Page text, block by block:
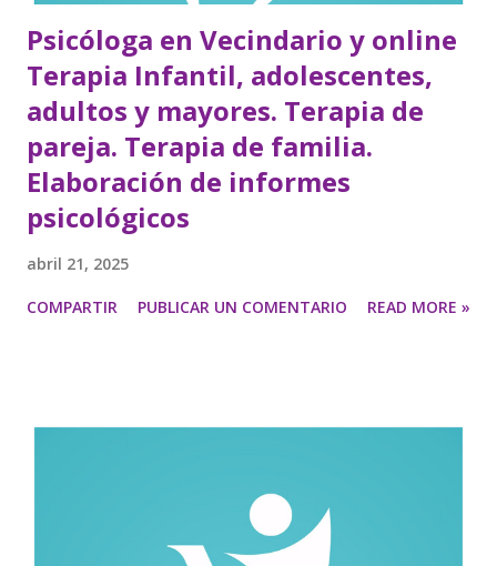
Psicóloga en Vecindario y online
Terapia Infantil, adolescentes,
adultos y mayores. Terapia de
pareja. Terapia de familia.
Elaboración de informes
psicológicos
abril 21, 2025
COMPARTIR PUBLICAR UN COMENTARIO READ MORE »